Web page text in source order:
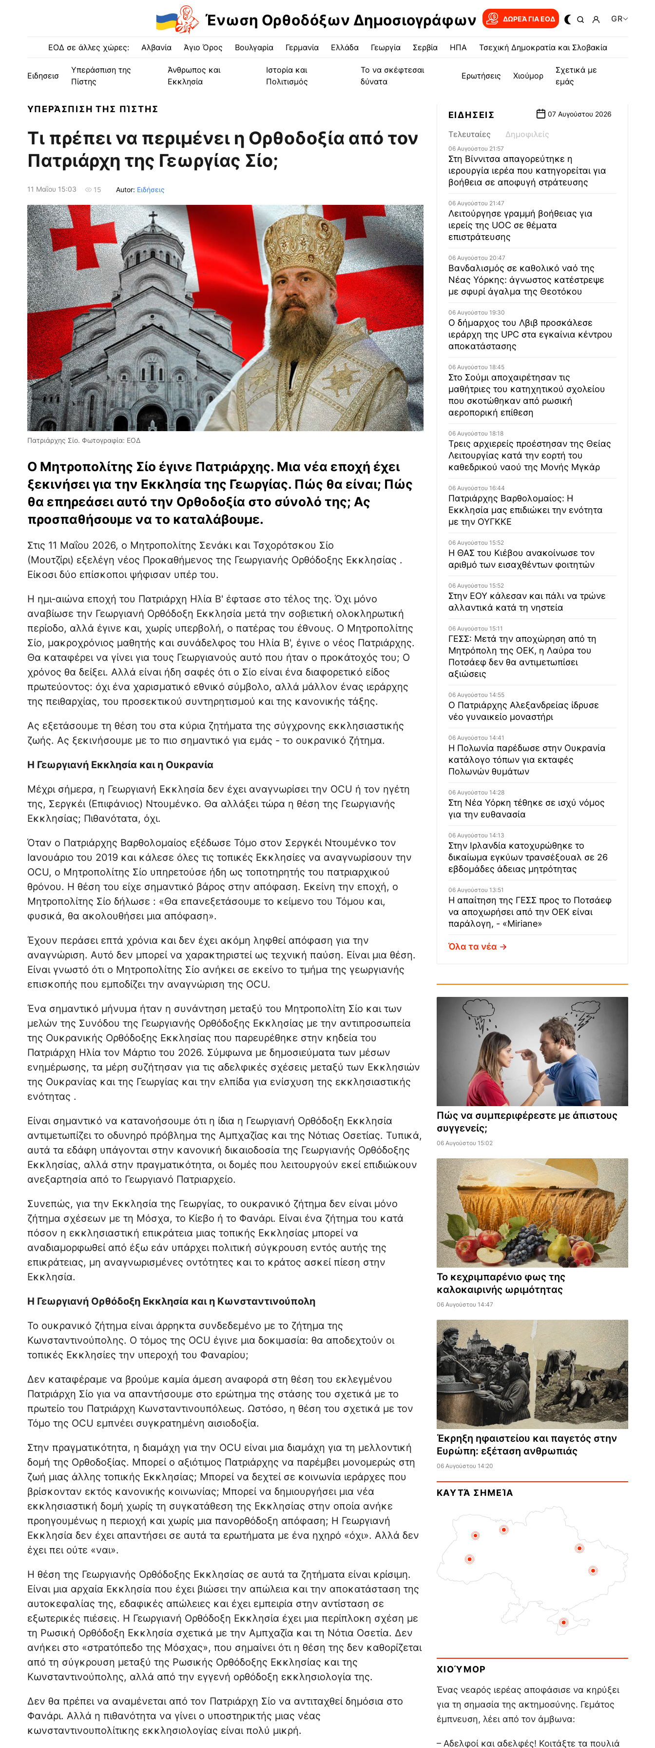
Ένωση Ορθοδόξων Δημοσιογράφων ΔΩΡΕΆ ΓΙΑ EOΔ GR
ΕΟΔ σε άλλες χώρες: Αλβανία Άγιο Όρος Βουλγαρία Γερμανία Ελλάδα Γεωργία Σερβία ΗΠΑ Τσεχική Δημοκρατία και Σλοβακία
Ειδησεισ
Υπεράσπιση της
Πίστης
Άνθρωπος και
Εκκλησία
Ιστορία και
Πολιτισμός
Το να σκέφτεσαι
δύνατα
Ερωτήσεις Χιούμορ
Σχετικά με
εμάς
ΥΠΕΡΆΣΠΙΣΗ ΤΗΣ ΠΊΣΤΗΣ
Τι πρέπει να περιμένει η Ορθοδοξία από τον
Πατριάρχη της Γεωργίας Σίο;
11 Μαΐου 15:03 15 Autor: Ειδήσεις
Πατριάρχης Σίο. Φωτογραφία: ΕΟΔ
Ο Μητροπολίτης Σίο έγινε Πατριάρχης. Μια νέα εποχή έχει
ξεκινήσει για την Εκκλησία της Γεωργίας. Πώς θα είναι; Πώς
θα επηρεάσει αυτό την Ορθοδοξία στο σύνολό της; Ας
προσπαθήσουμε να το καταλάβουμε.
Στις 11 Μαΐου 2026, ο Μητροπολίτης Σενάκι και Τσχορότσκου Σίο
(Μουτζίρι) εξελέγη νέος Προκαθήμενος της Γεωργιανής Ορθόδοξης Εκκλησίας .
Είκοσι δύο επίσκοποι ψήφισαν υπέρ του.
Η ημι-αιώνα εποχή του Πατριάρχη Ηλία Β' έφτασε στο τέλος της. Όχι μόνο
αναβίωσε την Γεωργιανή Ορθόδοξη Εκκλησία μετά την σοβιετική ολοκληρωτική
περίοδο, αλλά έγινε και, χωρίς υπερβολή, ο πατέρας του έθνους. Ο Μητροπολίτης
Σίο, μακροχρόνιος μαθητής και συνάδελφος του Ηλία Β', έγινε ο νέος Πατριάρχης.
Θα καταφέρει να γίνει για τους Γεωργιανούς αυτό που ήταν ο προκάτοχός του; Ο
χρόνος θα δείξει. Αλλά είναι ήδη σαφές ότι ο Σίο είναι ένα διαφορετικό είδος
πρωτεύοντος: όχι ένα χαρισματικό εθνικό σύμβολο, αλλά μάλλον ένας ιεράρχης
της πειθαρχίας, του προσεκτικού συντηρητισμού και της κανονικής τάξης.
Ας εξετάσουμε τη θέση του στα κύρια ζητήματα της σύγχρονης εκκλησιαστικής
ζωής. Ας ξεκινήσουμε με το πιο σημαντικό για εμάς - το ουκρανικό ζήτημα.
Η Γεωργιανή Εκκλησία και η Ουκρανία
Μέχρι σήμερα, η Γεωργιανή Εκκλησία δεν έχει αναγνωρίσει την OCU ή τον ηγέτη
της, Σεργκέι (Επιφάνιος) Ντουμένκο. Θα αλλάξει τώρα η θέση της Γεωργιανής
Εκκλησίας; Πιθανότατα, όχι.
Όταν ο Πατριάρχης Βαρθολομαίος εξέδωσε Τόμο στον Σεργκέι Ντουμένκο τον
Ιανουάριο του 2019 και κάλεσε όλες τις τοπικές Εκκλησίες να αναγνωρίσουν την
OCU, ο Μητροπολίτης Σίο υπηρετούσε ήδη ως τοποτηρητής του πατριαρχικού
θρόνου. Η θέση του είχε σημαντικό βάρος στην απόφαση. Εκείνη την εποχή, ο
Μητροπολίτης Σίο δήλωσε : «Θα επανεξετάσουμε το κείμενο του Τόμου και,
φυσικά, θα ακολουθήσει μια απόφαση».
Έχουν περάσει επτά χρόνια και δεν έχει ακόμη ληφθεί απόφαση για την
αναγνώριση. Αυτό δεν μπορεί να χαρακτηριστεί ως τεχνική παύση. Είναι μια θέση.
Είναι γνωστό ότι ο Μητροπολίτης Σίο ανήκει σε εκείνο το τμήμα της γεωργιανής
επισκοπής που εμποδίζει την αναγνώριση της OCU.
Ένα σημαντικό μήνυμα ήταν η συνάντηση μεταξύ του Μητροπολίτη Σίο και των
μελών της Συνόδου της Γεωργιανής Ορθόδοξης Εκκλησίας με την αντιπροσωπεία
της Ουκρανικής Ορθόδοξης Εκκλησίας που παρευρέθηκε στην κηδεία του
Πατριάρχη Ηλία τον Μάρτιο του 2026. Σύμφωνα με δημοσιεύματα των μέσων
ενημέρωσης, τα μέρη συζήτησαν για τις αδελφικές σχέσεις μεταξύ των Εκκλησιών
της Ουκρανίας και της Γεωργίας και την ελπίδα για ενίσχυση της εκκλησιαστικής
ενότητας .
Είναι σημαντικό να κατανοήσουμε ότι η ίδια η Γεωργιανή Ορθόδοξη Εκκλησία
αντιμετωπίζει το οδυνηρό πρόβλημα της Αμπχαζίας και της Νότιας Οσετίας. Τυπικά,
αυτά τα εδάφη υπάγονται στην κανονική δικαιοδοσία της Γεωργιανής Ορθόδοξης
Εκκλησίας, αλλά στην πραγματικότητα, οι δομές που λειτουργούν εκεί επιδιώκουν
ανεξαρτησία από το Γεωργιανό Πατριαρχείο.
Συνεπώς, για την Εκκλησία της Γεωργίας, το ουκρανικό ζήτημα δεν είναι μόνο
ζήτημα σχέσεων με τη Μόσχα, το Κίεβο ή το Φανάρι. Είναι ένα ζήτημα του κατά
πόσον η εκκλησιαστική επικράτεια μιας τοπικής Εκκλησίας μπορεί να
αναδιαμορφωθεί από έξω εάν υπάρχει πολιτική σύγκρουση εντός αυτής της
επικράτειας, μη αναγνωρισμένες οντότητες και το κράτος ασκεί πίεση στην
Εκκλησία.
Η Γεωργιανή Ορθόδοξη Εκκλησία και η Κωνσταντινούπολη
Το ουκρανικό ζήτημα είναι άρρηκτα συνδεδεμένο με το ζήτημα της
Κωνσταντινούπολης. Ο τόμος της OCU έγινε μια δοκιμασία: θα αποδεχτούν οι
τοπικές Εκκλησίες την υπεροχή του Φαναρίου;
Δεν καταφέραμε να βρούμε καμία άμεση αναφορά στη θέση του εκλεγμένου
Πατριάρχη Σίο για να απαντήσουμε στο ερώτημα της στάσης του σχετικά με το
πρωτείο του Πατριάρχη Κωνσταντινουπόλεως. Ωστόσο, η θέση του σχετικά με τον
Τόμο της OCU εμπνέει συγκρατημένη αισιοδοξία.
Στην πραγματικότητα, η διαμάχη για την OCU είναι μια διαμάχη για τη μελλοντική
δομή της Ορθοδοξίας. Μπορεί ο αξιότιμος Πατριάρχης να παρέμβει μονομερώς στη
ζωή μιας άλλης τοπικής Εκκλησίας; Μπορεί να δεχτεί σε κοινωνία ιεράρχες που
βρίσκονταν εκτός κανονικής κοινωνίας; Μπορεί να δημιουργήσει μια νέα
εκκλησιαστική δομή χωρίς τη συγκατάθεση της Εκκλησίας στην οποία ανήκε
προηγουμένως η περιοχή και χωρίς μια πανορθόδοξη απόφαση; Η Γεωργιανή
Εκκλησία δεν έχει απαντήσει σε αυτά τα ερωτήματα με ένα ηχηρό «όχι». Αλλά δεν
έχει πει ούτε «ναι».
Η θέση της Γεωργιανής Ορθόδοξης Εκκλησίας σε αυτά τα ζητήματα είναι κρίσιμη.
Είναι μια αρχαία Εκκλησία που έχει βιώσει την απώλεια και την αποκατάσταση της
αυτοκεφαλίας της, εδαφικές απώλειες και έχει εμπειρία στην αντίσταση σε
εξωτερικές πιέσεις. Η Γεωργιανή Ορθόδοξη Εκκλησία έχει μια περίπλοκη σχέση με
τη Ρωσική Ορθόδοξη Εκκλησία σχετικά με την Αμπχαζία και τη Νότια Οσετία. Δεν
ανήκει στο «στρατόπεδο της Μόσχας», που σημαίνει ότι η θέση της δεν καθορίζεται
από τη σύγκρουση μεταξύ της Ρωσικής Ορθόδοξης Εκκλησίας και της
Κωνσταντινούπολης, αλλά από την εγγενή ορθόδοξη εκκλησιολογία της.
Δεν θα πρέπει να αναμένεται από τον Πατριάρχη Σίο να αντιταχθεί δημόσια στο
Φανάρι. Αλλά η πιθανότητα να γίνει ο υποστηρικτής μιας νέας
κωνσταντινουπολίτικης εκκλησιολογίας είναι πολύ μικρή.
ΕΙΔΗΣΕΙΣ 07 Αυγούστου 2026
Τελευταίες Δημοφιλείς
06 Αυγούστου 21:57
Στη Βίννιτσα απαγορεύτηκε η
ιερουργία ιερέα που κατηγορείται για
βοήθεια σε αποφυγή στράτευσης
06 Αυγούστου 21:47
Λειτούργησε γραμμή βοήθειας για
ιερείς της UOC σε θέματα
επιστράτευσης
06 Αυγούστου 20:47
Βανδαλισμός σε καθολικό ναό της
Νέας Υόρκης: άγνωστος κατέστρεψε
με σφυρί άγαλμα της Θεοτόκου
06 Αυγούστου 19:30
Ο δήμαρχος του Λβιβ προσκάλεσε
ιεράρχη της UPC στα εγκαίνια κέντρου
αποκατάστασης
06 Αυγούστου 18:45
Στο Σούμι αποχαιρέτησαν τις
μαθήτριες του κατηχητικού σχολείου
που σκοτώθηκαν από ρωσική
αεροπορική επίθεση
06 Αυγούστου 18:18
Τρεις αρχιερείς προέστησαν της Θείας
Λειτουργίας κατά την εορτή του
καθεδρικού ναού της Μονής Μγκάρ
06 Αυγούστου 16:44
Πατριάρχης Βαρθολομαίος: Η
Εκκλησία μας επιδιώκει την ενότητα
με την ΟΥΓΚΚΕ
06 Αυγούστου 15:52
Η ΘΑΣ του Κιέβου ανακοίνωσε τον
αριθμό των εισαχθέντων φοιτητών
06 Αυγούστου 15:52
Στην ΕΟΥ κάλεσαν και πάλι να τρώνε
αλλαντικά κατά τη νηστεία
06 Αυγούστου 15:11
ΓΕΣΣ: Μετά την αποχώρηση από τη
Μητρόπολη της ΟΕΚ, η Λαύρα του
Ποτσάεφ δεν θα αντιμετωπίσει
αξιώσεις
06 Αυγούστου 14:55
Ο Πατριάρχης Αλεξανδρείας ίδρυσε
νέο γυναικείο μοναστήρι
06 Αυγούστου 14:41
Η Πολωνία παρέδωσε στην Ουκρανία
κατάλογο τόπων για εκταφές
Πολωνών θυμάτων
06 Αυγούστου 14:28
Στη Νέα Υόρκη τέθηκε σε ισχύ νόμος
για την ευθανασία
06 Αυγούστου 14:13
Στην Ιρλανδία κατοχυρώθηκε το
δικαίωμα εγκύων τρανσέξουαλ σε 26
εβδομάδες άδειας μητρότητας
06 Αυγούστου 13:51
Η απαίτηση της ΓΕΣΣ προς το Ποτσάεφ
να αποχωρήσει από την ΟΕΚ είναι
παράλογη, - «Miriane»
Όλα τα νέα
Πώς να συμπεριφέρεστε με άπιστους
συγγενείς;
06 Αυγούστου 15:02
Το κεχριμπαρένιο φως της
καλοκαιρινής ωριμότητας
06 Αυγούστου 14:47
Έκρηξη ηφαιστείου και παγετός στην
Ευρώπη: εξέταση ανθρωπιάς
06 Αυγούστου 14:20
ΚΑΥΤΆ ΣΗΜΕΊΑ
ΧΙΟΎΜΟΡ
Ένας νεαρός ιερέας αποφάσισε να κηρύξει
για τη σημασία της ακτημοσύνης. Γεμάτος
έμπνευση, λέει από τον άμβωνα:
– Αδελφοί και αδελφές! Κοιτάξτε τα πουλιά